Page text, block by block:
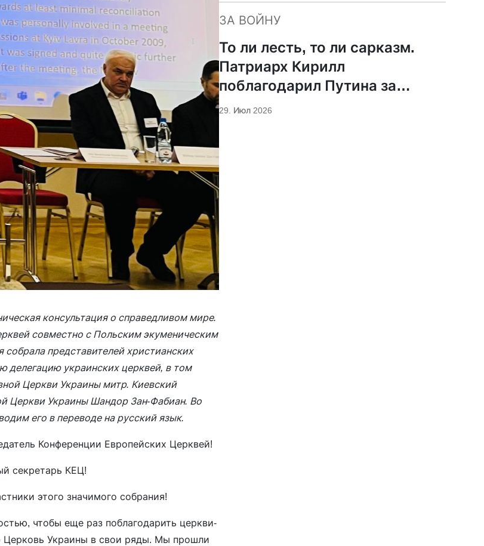
консультация о справедливом мире.
совместно с Польским экуменическим
представителей христианских
делегацию украинских церквей, в том
Церкви Украины митр. Киевский
Церкви Украины Шандор Зан-Фабиан. Во
его в переводе на русский язык.
Конференции Европейских Церквей!
секретарь КЕЦ!
этого значимого собрания!
чтобы еще раз поблагодарить церкви-
Церковь Украины в свои ряды. Мы прошли
ЗА ВОЙНУ
То ли лесть, то ли сарказм.
Патриарх Кирилл
поблагодарил Путина за
защиту суверенитета и
29. Июл 2026